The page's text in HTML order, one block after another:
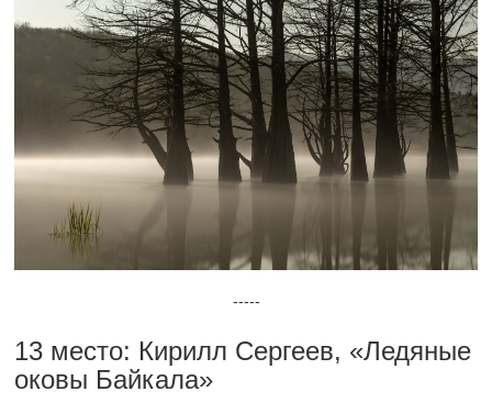
-----
13 место: Кирилл Сергеев, «Ледяные
оковы Байкала»